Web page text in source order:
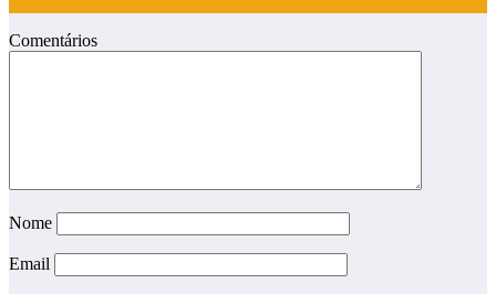
Comentários
Nome
Email